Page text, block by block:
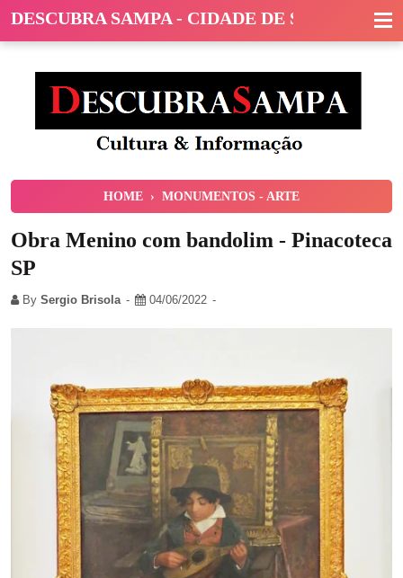
DESCUBRA SAMPA - CIDADE DE SÃO PAULO
HOME › MONUMENTOS - ARTE
Obra Menino com bandolim - Pinacoteca
SP
By Sergio Brisola 04/06/2022